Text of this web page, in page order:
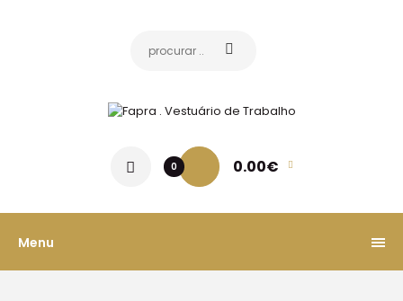
0 0.00€
Menu